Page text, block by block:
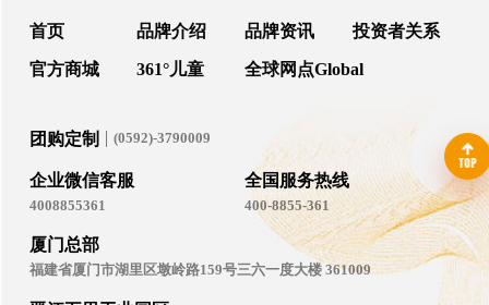
首页 品牌介绍 品牌资讯 投资者关系
官方商城 361°儿童 全球网点Global
团购定制 (0592)-3790009
企业微信客服
4008855361
全国服务热线
400-8855-361
厦门总部
福建省厦门市湖里区墩岭路159号三六一度大楼 361009

TOP